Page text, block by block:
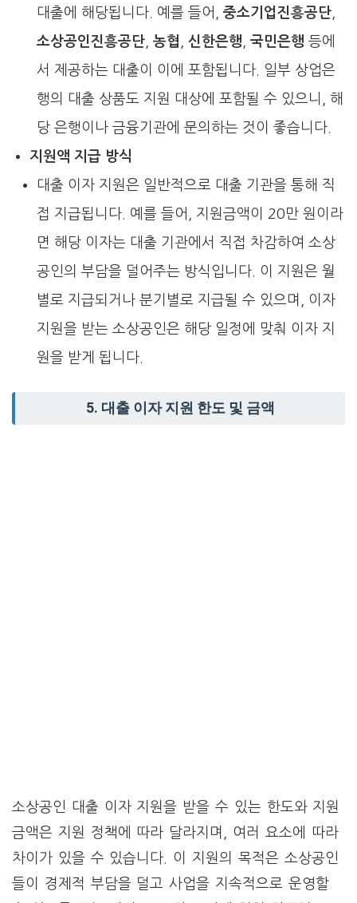
대출에 해당됩니다. 예를 들어, 중소기업진흥공단,
소상공인진흥공단, 농협 신한은행 국민은행 등에
서 제공하는 대출이 이에 포함됩니다. 일부 상업은
행의 대출 상품도 지원 대상에 포함될 수 있으니, 해
당 은행이나 금융기관에 문의하는 것이 좋습니다.
지원액 지급 방식
대출 이자 지원은 일반적으로 대출 기관을 통해 직
접 지급됩니다. 예를 들어, 지원금액이 20만 원이라
면 해당 이자는 대출 기관에서 직접 차감하여 소상
공인의 부담을 덜어주는 방식입니다. 이 지원은 월
별로 지급되거나 분기별로 지급될 수 있으며, 이자
지원을 받는 소상공인은 해당 일정에 맞춰 이자 지
원을 받게 됩니다.
5. 대출 이자 지원 한도 및 금액
소상공인 대출 이자 지원을 받을 수 있는 한도와 지원
금액은 지원 정책에 따라 달라지며, 여러 요소에 따라
차이가 있을 수 있습니다. 이 지원의 목적은 소상공인
들이 경제적 부담을 덜고 사업을 지속적으로 운영할